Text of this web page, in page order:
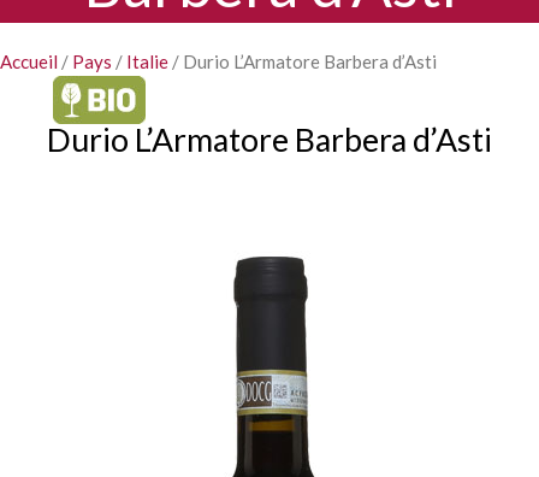
Accueil / Pays / Italie / Durio L’Armatore Barbera d’Asti
Durio L’Armatore Barbera d’Asti